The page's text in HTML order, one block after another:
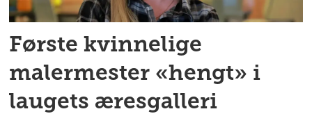
Første kvinnelige
malermester «hengt» i
laugets æresgalleri